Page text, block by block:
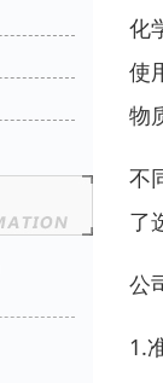
化
使
物
不
了
公
1.